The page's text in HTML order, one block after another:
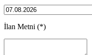
İlan Metni (*)